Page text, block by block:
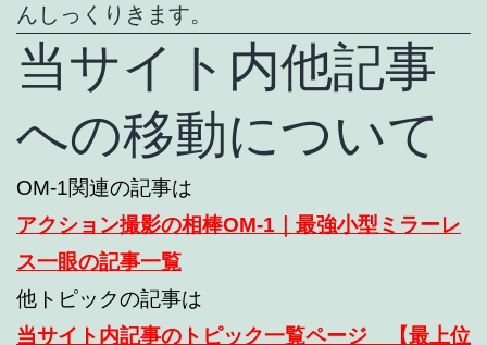
んしっくりきます。
当サイト内他記事
への移動について
OM-1関連の記事は
アクション撮影の相棒OM-1｜最強小型ミラーレ
ス一眼の記事一覧
他トピックの記事は
当サイト内記事のトピック一覧ページ 【最上位